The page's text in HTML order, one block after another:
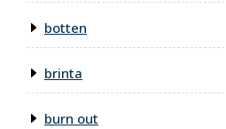
botten
brinta
burn out